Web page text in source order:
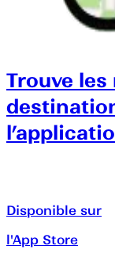
Trouve
Disponible sur
l'App Store